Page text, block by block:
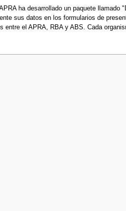
ha desarrollado un paquete
sus datos en los formularios de
el APRA, RBA y ABS. Cada